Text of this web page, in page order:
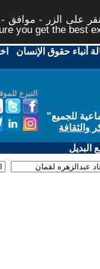
على الزر - موافق
you get the best
أنباء حقوق الإنسان -
التبرع
للجميع"
والثقافة
البديل